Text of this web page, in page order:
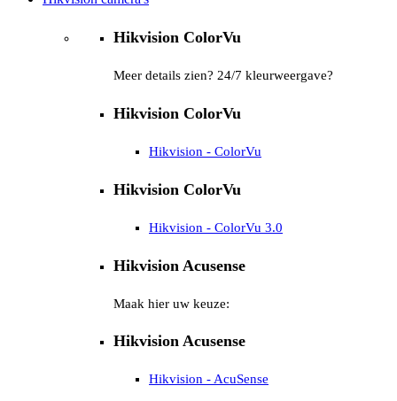
Hikvision ColorVu
Meer details zien? 24/7 kleurweergave?
Hikvision ColorVu
Hikvision - ColorVu
Hikvision ColorVu
Hikvision - ColorVu 3.0
Hikvision Acusense
Maak hier uw keuze:
Hikvision Acusense
Hikvision - AcuSense